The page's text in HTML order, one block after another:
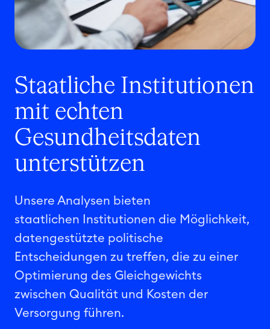
Staatliche Institutionen
mit echten
Gesundheitsdaten
unterstützen
Unsere Analysen bieten
staatlichen Institutionen die Möglichkeit,
datengestützte politische
Entscheidungen zu treffen, die zu einer
Optimierung des Gleichgewichts
zwischen Qualität und Kosten der
Versorgung führen.